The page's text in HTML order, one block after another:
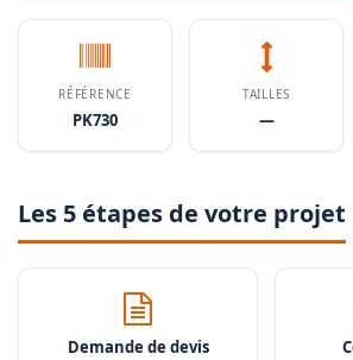
RÉFÉRENCE
PK730
TAILLES
—
Les 5 étapes de votre projet
Demande de devis